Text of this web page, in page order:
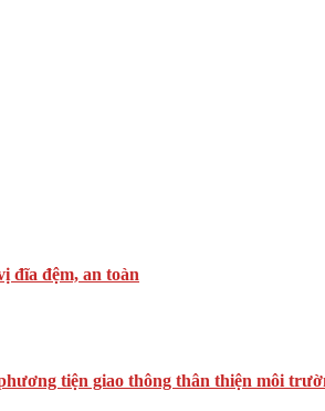
đĩa đệm, an toàn
tiện giao thông thân thiện môi